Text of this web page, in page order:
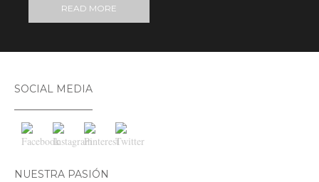
READ MORE
SOCIAL MEDIA
NUESTRA PASIÓN